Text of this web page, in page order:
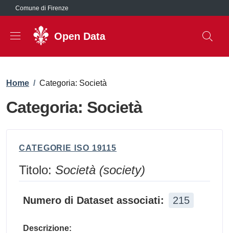
Salta al contenuto principale
Comune di Firenze
Open Data
Briciole di pane
Home / Categoria: Società
Categoria: Società
CATEGORIE ISO 19115
Titolo: Società (society)
Numero di Dataset associati: 215
Descrizione: